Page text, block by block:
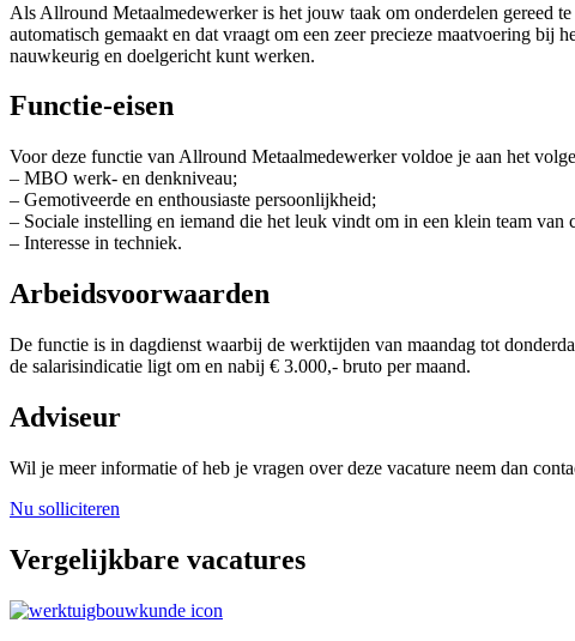
Als Allround Metaalmedewerker is het jouw taak om onderdelen gereed
automatisch gemaakt en dat vraagt om een zeer precieze maatvoering bij
nauwkeurig en doelgericht kunt werken.
Functie-eisen
Voor deze functie van Allround Metaalmedewerker voldoe je aan het
– MBO werk- en denkniveau;
– Gemotiveerde en enthousiaste persoonlijkheid;
– Sociale instelling en iemand die het leuk vindt om in een klein team van
– Interesse in techniek.
Arbeidsvoorwaarden
De functie is in dagdienst waarbij de werktijden van maandag tot
de salarisindicatie ligt om en nabij € 3.000,- bruto per maand.
Adviseur
Wil je meer informatie of heb je vragen over deze vacature neem dan
Nu solliciteren
Vergelijkbare vacatures